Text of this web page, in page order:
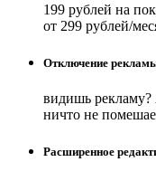
199 рублей на
от 299 рублей/
Отключение
видишь рекламу?
ничто не
Расширенное